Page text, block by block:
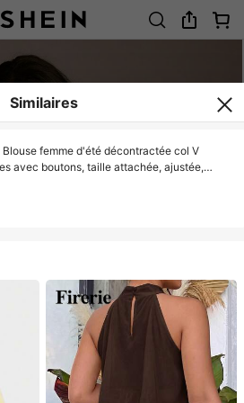
Similaires
Blouse femme d'été décontractée col V
avec boutons, taille attachée, ajustée,
blanc